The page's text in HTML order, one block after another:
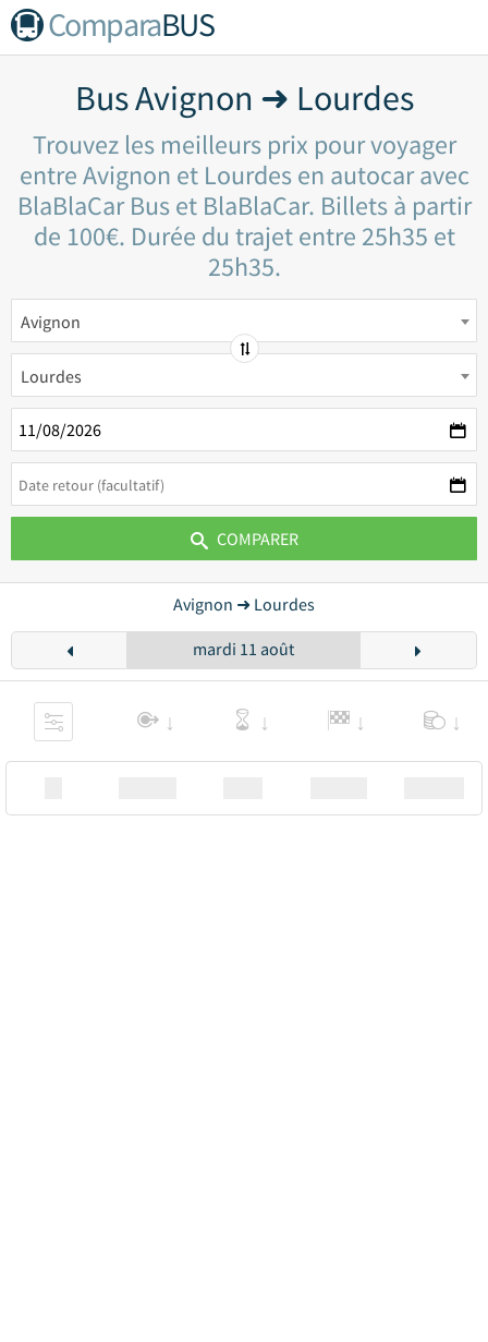
ComparaBUS
Bus Avignon ➜ Lourdes
Trouvez les meilleurs prix pour voyager
entre Avignon et Lourdes en autocar avec
BlaBlaCar Bus et BlaBlaCar. Billets à partir
de 100€. Durée du trajet entre 25h35 et
25h35.
Avignon
Lourdes
COMPARER
Avignon ➜ Lourdes
mardi 11 août